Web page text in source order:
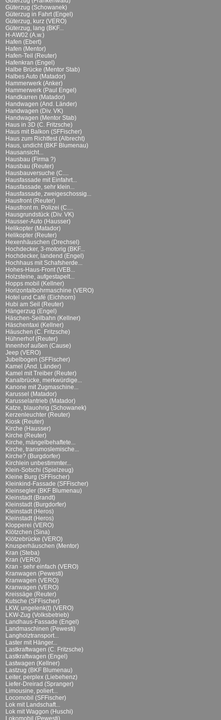
Güterzug (Schowanek)
Güterzug in Fahrt (Engel)
Güterzug, kurz (VERO)
Güterzug, lang (BKF...
H-AW02 (A.w.)
Hafen (Ebert)
Hafen (Mentor)
Hafen-Teil (Reuter)
Hafenkran (Engel)
Halbe Brücke (Mentor Stab)
Halbes Auto (Matador)
Hammerwerk (Anker)
Hammerwerk (Paul Engel)
Handkarren (Matador)
Handwagen (And. Länder)
Handwagen (Div. VK)
Handwagen (Mentor Stab)
Haus in 3D (C. Fritzsche)
Haus mit Balkon (SFFischer)
Haus zum Richtfest (Albrecht)
Haus, undicht (BKF Blumenau)
Hausansicht...
Hausbau (Firma ?)
Hausbau (Reuter)
Hausbauversuche (C....
Hausfassade mit Einfahrt...
Hausfassade, sehr klein...
Hausfassade, zweigeschossig...
Hausfront (Reuter)
Hausfront m. Polizei (C....
Hausgrundstück (Div. VK)
Hausser-Auto (Hausser)
Helikopter (Matador)
Helikopter (Reuter)
Hexenhäuschen (Drechsel)
Hochdecker, 3-motorig (BKF...
Hochdecker, landend (Engel)
Hochhaus mit Schafsherde...
Hohes-Haus-Front (VEB...
Holzsteine, aufgestapelt...
Hopps mobil (Kellner)
Horizontalbohrmaschine (VERO)
Hotel und Café (Eichhorn)
Hubi am Seil (Reuter)
Hängerzug (Engel)
Häschen-Seilbahn (Kellner)
Häschentaxi (Kellner)
Häuschen (C. Fritzsche)
Hühnerhof (Reuter)
Innenhof außen (Cause)
Jeep (VERO)
Jubelbogen (SFFischer)
Kamel (And. Länder)
Kamel mit Treiber (Reuter)
Kanalbrücke, merkwürdige...
Kanone mit Zugmaschine...
Karussel (Matador)
Karusselantrieb (Matador)
Katze, blauohrig (Schowanek)
Kerzenleuchter (Reuter)
Kiosk (Reuter)
Kirche (Hausser)
Kirche (Reuter)
Kirche, mängelbehaftete...
Kirche, transmoslemische...
Kirche? (Burgdorfer)
Kirchlein unbestimmter...
Klein-Sotschi (Spielzeug)
Kleine Burg (SFFischer)
Kleinkind-Fassade (SFFischer)
Kleinsegler (BKF Blumenau)
Kleinstadt (Brandt)
Kleinstadt (Burgdorfer)
Kleinstadt (Heros)
Kleinstadt (Heros)
Klopperei (VERO)
Klötzchen (Sina)
Klötzebrücke (VERO)
Knusperhäuschen (Mentor)
Kran (Steba)
Kran (VERO)
Kran - sehr einfach (VERO)
Kranwagen (Pewesti)
Kranwagen (VERO)
Kranwagen (VERO)
Kreissäge (Reuter)
Kutsche (SFFischer)
LKW, ungelenk(t) (VERO)
LKW-Zug (Volksbetrieb)
Landhaus-Fassade (Engel)
Landmaschinen (Pewesti)
Langholztransport...
Laster mit Hänger...
Lastkraftwagen (C. Fritzsche)
Lastkraftwagen (Engel)
Lastwagen (Kellner)
Lastzug (BKF Blumenau)
Leiter, perplex (Liebehenz)
Liefer-Dreirad (Spranger)
Limousine, poliert...
Locomobil (SFFischer)
Lok mit Landschaft...
Lok mit Waggon (Huschi)
Lokomobil (Pewesti)